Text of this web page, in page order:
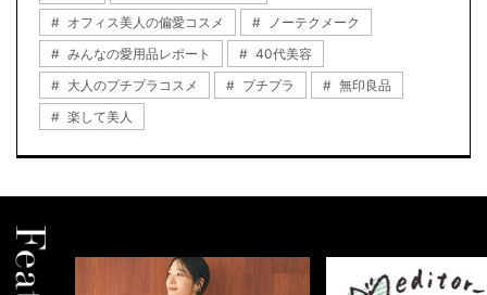
オフィス美人の偏愛コスメ
ノーテクメーク
みんなの愛用品レポート
40代美容
大人のプチプラコスメ
プチプラ
無印良品
楽して美人